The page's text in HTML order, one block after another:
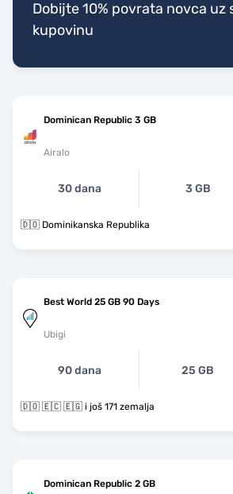
Dobijte 10% povrata novca uz
kupovinu
Dominican Republic 3 GB
Airalo
30 dana 3 GB
🇩🇴 Dominikanska Republika
Best World 25 GB 90 Days
Ubigi
90 dana 25 GB
🇩🇴 🇪🇨 🇪🇬 i još 171 zemalja
Dominican Republic 2 GB